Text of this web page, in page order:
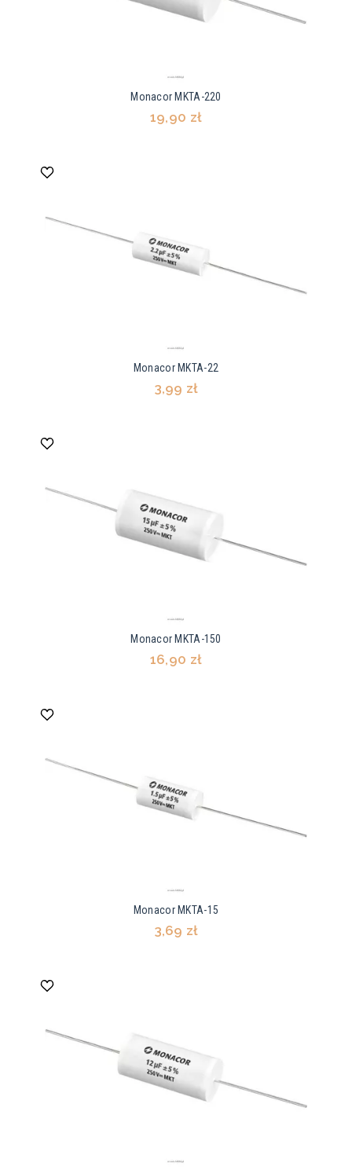
Monacor MKTA-220
19,90 zł
Monacor MKTA-22
3,99 zł
Monacor MKTA-150
16,90 zł
Monacor MKTA-15
3,69 zł